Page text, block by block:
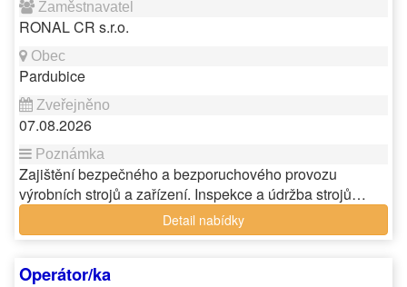
RONAL CR s.r.o.
Pardubice
07.08.2026
Zajištění bezpečného a bezporuchového provozu
výrobních strojů a zařízení. Inspekce a údržba strojů…
Detail nabídky
Operátor/ka